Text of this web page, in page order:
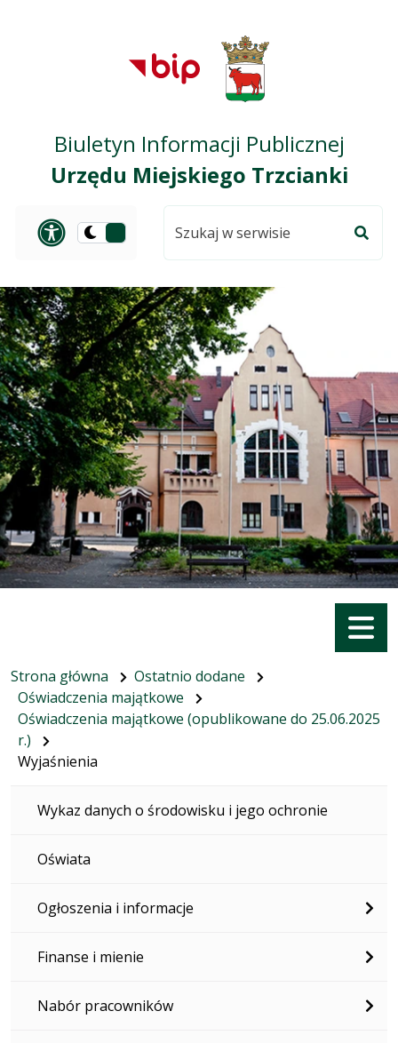
Przejdź do
głównego menu
Przejdź do treści
Przejdź do mapy
serwisu
Biuletyn Informacji Publicznej
Urzędu Miejskiego Trzcianki
Panel dostosowania
Przełącz
ciemną
serwisie
Menu
Strona główna
Ostatnio dodane
Oświadczenia majątkowe
Oświadczenia majątkowe (opublikowane do 25.06.2025
r.)
Wyjaśnienia
Wykaz danych o środowisku i jego ochronie
Oświata
Ogłoszenia i informacje
Finanse i mienie
Nabór pracowników